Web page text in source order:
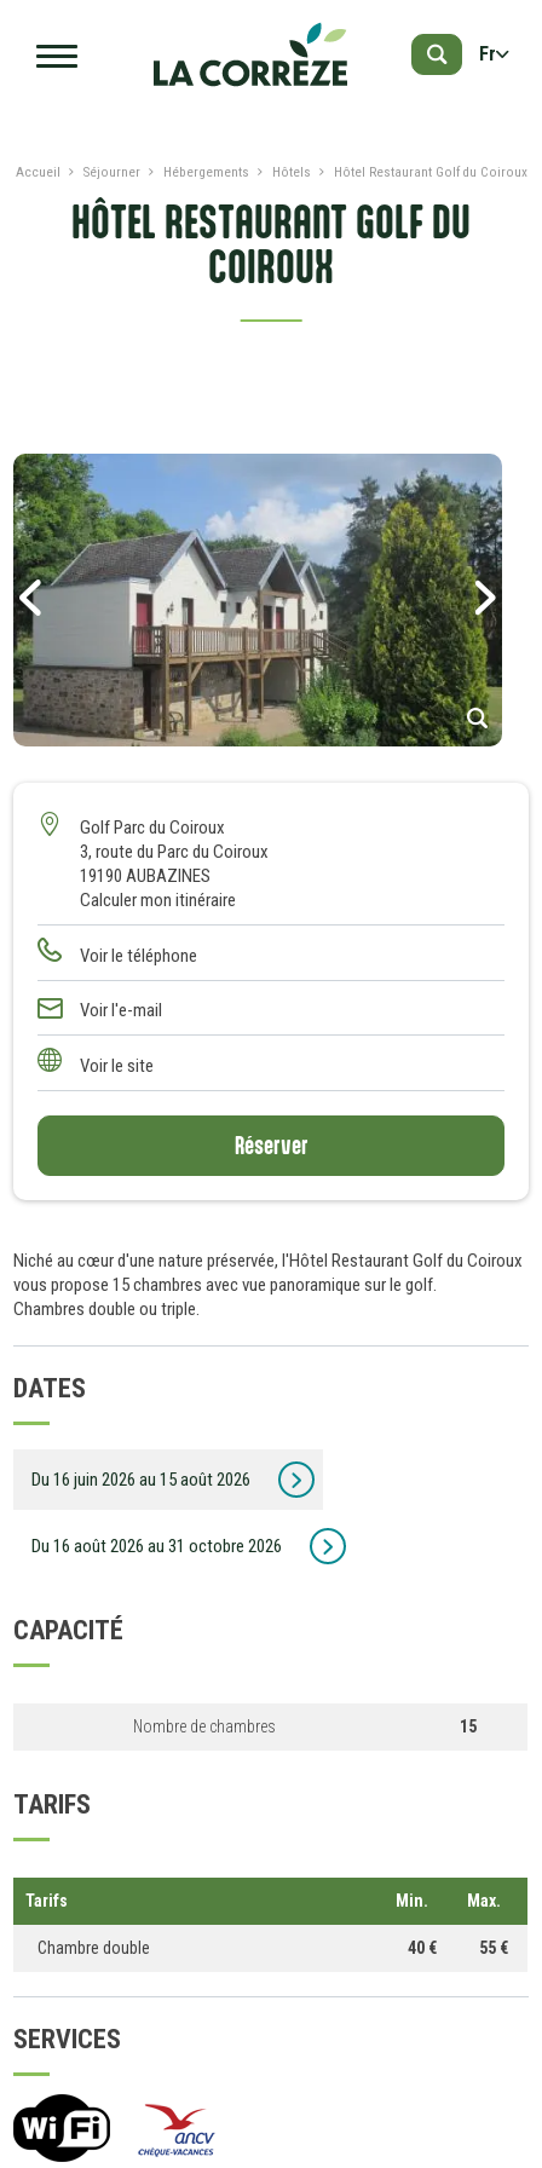
Fr
HÔTEL RESTAURANT GOLF DU
COIROUX
Accueil Séjourner Hébergements Hôtels Hôtel Restaurant Golf du Coiroux
6
8
Golf Parc du Coiroux
3, route du Parc du Coiroux
19190 AUBAZINES
Calculer mon itinéraire
Voir le téléphone
Voir l'e-mail
Voir le site
Réserver
Niché au cœur d'une nature préservée, l'Hôtel Restaurant Golf du Coiroux
vous propose 15 chambres avec vue panoramique sur le golf.
Chambres double ou triple.
DATES
Du 16 juin 2026 au 15 août 2026
Du 16 août 2026 au 31 octobre 2026
CAPACITÉ
Nombre de chambres 15
TARIFS
Tarifs Min. Max.
Chambre double 40 € 55 €
SERVICES